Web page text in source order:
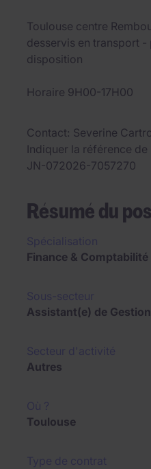
Toulouse centre
desservis en transport -
disposition
Horaire 9H00-17H00
Contact Severine
Indiquer la référence
JN-072026-7057270
Résumé du
Finance & Comptabilité
Assistant(e) de Gestion
Autres
Toulouse